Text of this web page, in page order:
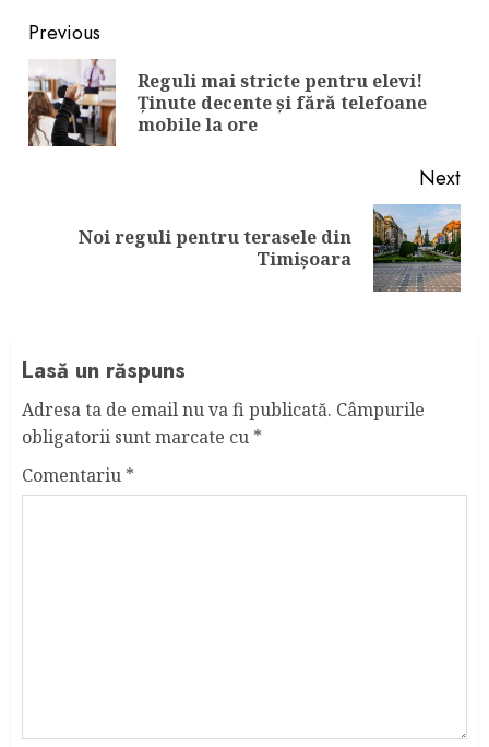
Continue
Reading
Previous
Reguli mai stricte pentru elevi!
Ținute decente și fără telefoane
mobile la ore
Next
Noi reguli pentru terasele din
Timișoara
Lasă un răspuns
Adresa ta de email nu va fi publicată. Câmpurile
obligatorii sunt marcate cu *
Comentariu *